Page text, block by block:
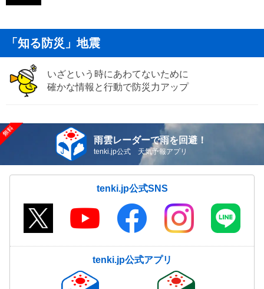
「知る防災」地震
いざという時にあわてないために
確かな情報と行動で防災力アップ
雨雲レーダーで雨を回避！
tenki.jp公式 天気予報アプリ
tenki.jp公式SNS
tenki.jp公式アプリ